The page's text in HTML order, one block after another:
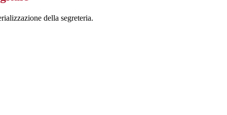
della segreteria.